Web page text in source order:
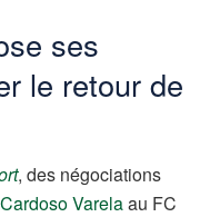
ses
le retour de
, des négociations
Cardoso Varelaau FC